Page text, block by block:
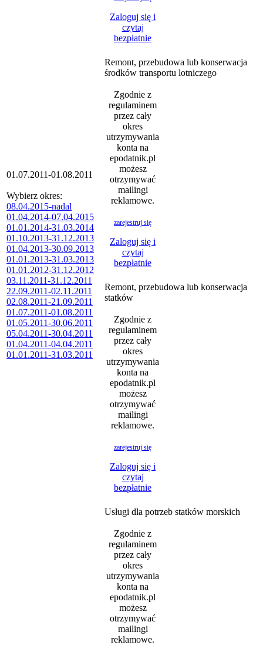
01.07.2011-01.08.2011
Wybierz okres:
08.04.2015-nadal
01.04.2014-07.04.2015
01.01.2014-31.03.2014
01.10.2013-31.12.2013
01.04.2013-30.09.2013
01.01.2013-31.03.2013
01.01.2012-31.12.2012
03.11.2011-31.12.2011
22.09.2011-02.11.2011
02.08.2011-21.09.2011
01.07.2011-01.08.2011
01.05.2011-30.06.2011
05.04.2011-30.04.2011
01.04.2011-04.04.2011
01.01.2011-31.03.2011
Zaloguj się i
czytaj
bezpłatnie
Remont, przebudowa lub konserwacja
środków transportu lotniczego
Zgodnie z
regulaminem
przez cały
okres
utrzymywania
konta na
epodatnik.pl
możesz
otrzymywać
mailingi
reklamowe.
zarejestruj się
Zaloguj się i
czytaj
bezpłatnie
Remont, przebudowa lub konserwacja
statków
Zgodnie z
regulaminem
przez cały
okres
utrzymywania
konta na
epodatnik.pl
możesz
otrzymywać
mailingi
reklamowe.
zarejestruj się
Zaloguj się i
czytaj
bezpłatnie
Usługi dla potrzeb statków morskich
Zgodnie z
regulaminem
przez cały
okres
utrzymywania
konta na
epodatnik.pl
możesz
otrzymywać
mailingi
reklamowe.